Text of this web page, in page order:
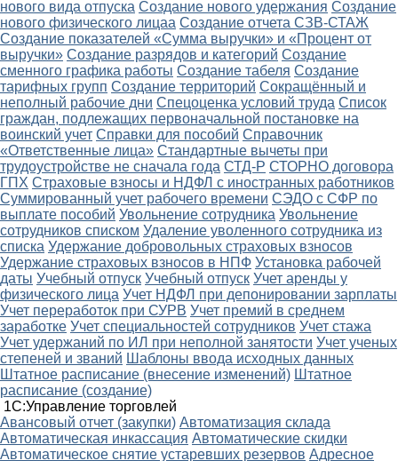
нового вида отпуска Создание нового удержания Создание
нового физического лицаа Создание отчета СЗВ-СТАЖ
Создание показателей «Сумма выручки» и «Процент от
выручки» Создание разрядов и категорий Создание
сменного графика работы Создание табеля Создание
тарифных групп Создание территорий Сокращённый и
неполный рабочие дни Спецоценка условий труда Список
граждан, подлежащих первоначальной постановке на
воинский учет Справки для пособий Справочник
«Ответственные лица» Стандартные вычеты при
трудоустройстве не сначала года СТД-Р СТОРНО договора
ГПХ Страховые взносы и НДФЛ с иностранных работников
Суммированный учет рабочего времени СЭДО с СФР по
выплате пособий Увольнение сотрудника Увольнение
сотрудников списком Удаление уволенного сотрудника из
списка Удержание добровольных страховых взносов
Удержание страховых взносов в НПФ Установка рабочей
даты Учебный отпуск Учебный отпуск Учет аренды у
физического лица Учет НДФЛ при депонировании зарплаты
Учет переработок при СУРВ Учет премий в среднем
заработке Учет специальностей сотрудников Учет стажа
Учет удержаний по ИЛ при неполной занятости Учет ученых
степеней и званий Шаблоны ввода исходных данных
Штатное расписание (внесение изменений) Штатное
расписание (создание)
1С:Управление торговлей
Авансовый отчет (закупки) Автоматизация склада
Автоматическая инкассация Автоматические скидки
Автоматическое снятие устаревших резервов Адресное